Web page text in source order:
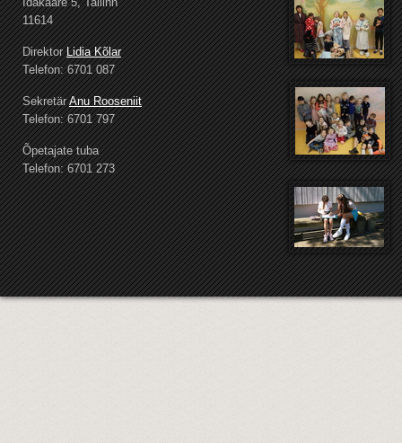
11614
DirektorLidia Kõlar
Telefon: 6701 087
SekretärAnu Rooseniit
Telefon: 6701 797
Õpetajate tuba
Telefon: 6701 273